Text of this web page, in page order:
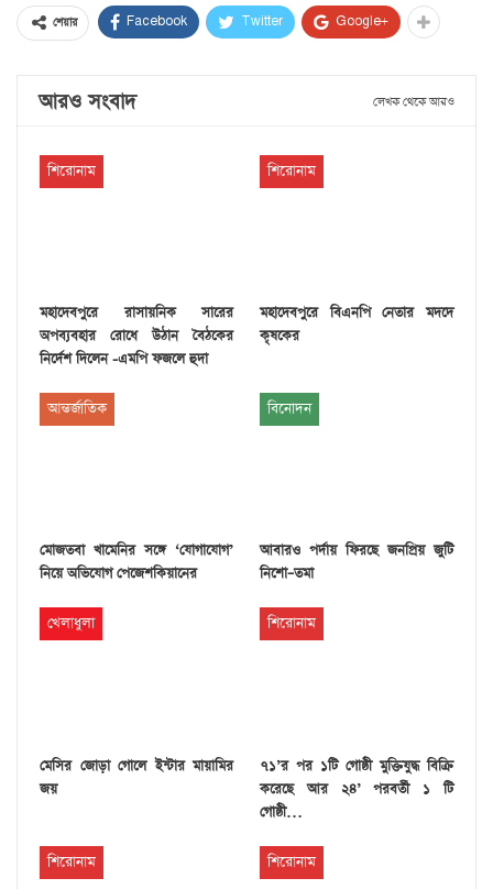
শেয়ার Facebook Twitter Google+
আরও সংবাদ লেখক থেকে আরও
শিরোনাম
মহাদেবপুরে রাসায়নিক সারের
অপব্যবহার রোধে উঠান বৈঠকের
নির্দেশ দিলেন -এমপি ফজলে হুদা
শিরোনাম
মহাদেবপুরে বিএনপি নেতার মদদে
কৃষকের
আন্তর্জাতিক
মোজতবা খামেনির সঙ্গে ‘যোগাযোগ’
নিয়ে অভিযোগ পেজেশকিয়ানের
বিনোদন
আবারও পর্দায় ফিরছে জনপ্রিয় জুটি
নিশো–তমা
খেলাধুলা
মেসির জোড়া গোলে ইন্টার মায়ামির
জয়
শিরোনাম
৭১’র পর ১টি গোষ্ঠী মুক্তিযুদ্ধ বিক্রি
করেছে আর ২৪’ পরবর্তী ১ টি
গোষ্ঠী…
শিরোনাম শিরোনাম